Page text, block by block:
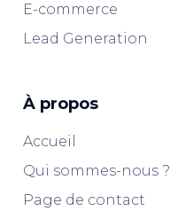
E-commerce
Lead Generation
À propos
Accueil
Qui sommes-nous ?
Page de contact